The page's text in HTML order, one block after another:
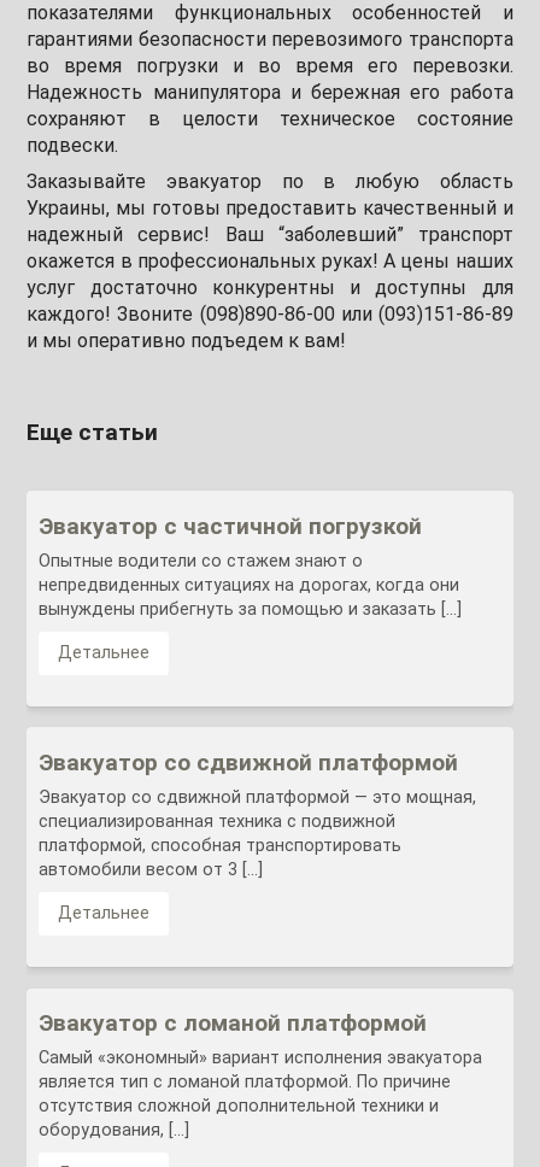
показателями функциональных особенностей и
гарантиями безопасности перевозимого транспорта
во время погрузки и во время его перевозки.
Надежность манипулятора и бережная его работа
сохраняют в целости техническое состояние
подвески.
Заказывайте эвакуатор по в любую область
Украины, мы готовы предоставить качественный и
надежный сервис! Ваш “заболевший” транспорт
окажется в профессиональных руках! А цены наших
услуг достаточно конкурентны и доступны для
каждого! Звоните (098)890-86-00 или (093)151-86-89
и мы оперативно подъедем к вам!
Еще статьи
Эвакуатор с частичной погрузкой
Опытные водители со стажем знают о
непредвиденных ситуациях на дорогах, когда они
вынуждены прибегнуть за помощью и заказать […]
Детальнее
Эвакуатор со сдвижной платформой
Эвакуатор со сдвижной платформой — это мощная,
специализированная техника с подвижной
платформой, способная транспортировать
автомобили весом от 3 […]
Детальнее
Эвакуатор с ломаной платформой
Самый «экономный» вариант исполнения эвакуатора
является тип с ломаной платформой. По причине
отсутствия сложной дополнительной техники и
оборудования, […]